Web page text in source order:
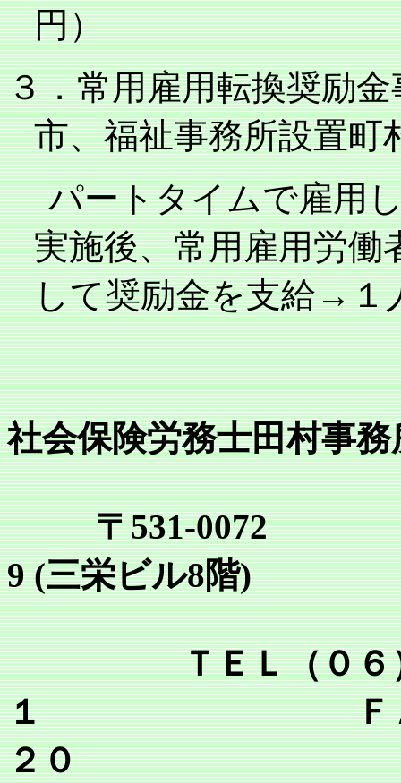
円）
３．常用雇用転換奨励金
市、福祉事務所設置町
パートタイムで雇用
実施後、常用雇用労働
して奨励金を支給→１
社会保険労務士田村事務
〒531-0072 大
9 (三栄ビル8階)
ＴＥＬ（０６）６
１ ＦＡＸ（０
２０